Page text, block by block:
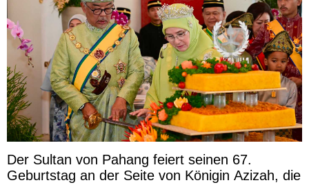
Der Sultan von Pahang feiert seinen 67.
Geburtstag an der Seite von Königin Azizah, die